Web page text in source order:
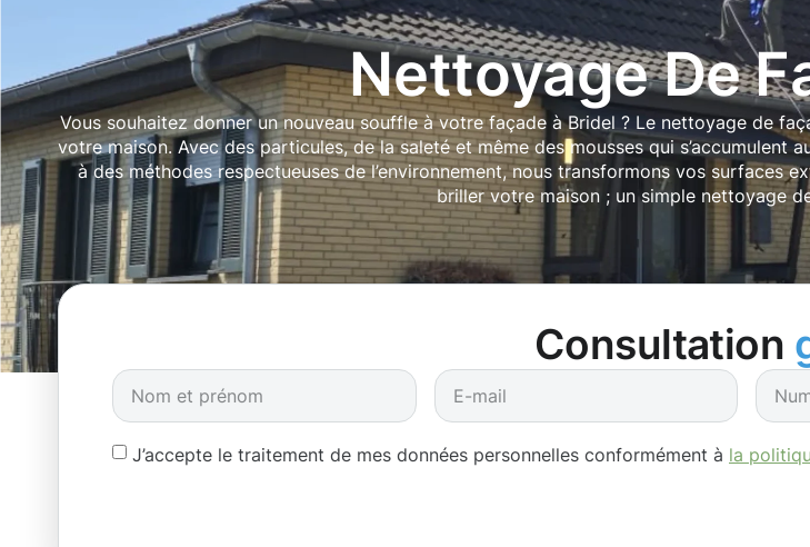
Nettoyage De
Vous souhaitez donner un nouveau souffle à votre façade à Bridel ? Le nettoyage de
votre maison. Avec des particules, de la saleté et même des mousses qui
à des méthodes respectueuses de l’environnement, nous transformons vos surfaces
briller votre maison ; un simple nettoyage
Consultation
J’accepte le traitement de mes données personnelles conformément à la